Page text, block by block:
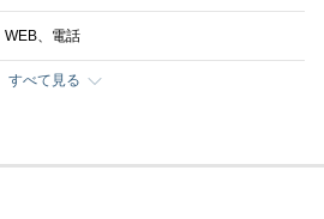
WEB、電話
すべて見る